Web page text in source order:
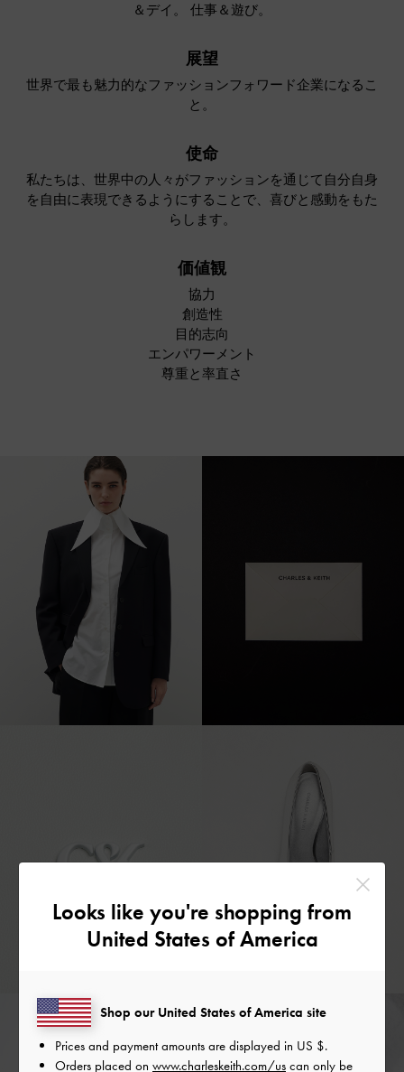
＆デイ。 仕事＆遊び。
展望
世界で最も魅力的なファッションフォワード企業になるこ
と。
使命
私たちは、世界中の人々がファッションを通じて自分自身
を自由に表現できるようにすることで、喜びと感動をもた
らします。
価値観
協力
創造性
目的志向
エンパワーメント
尊重と率直さ
Looks like you're shopping from
United States of America
Shop our United States of America site
Prices and payment amounts are displayed in US $.
Orders placed on www.charleskeith.com/us can only be